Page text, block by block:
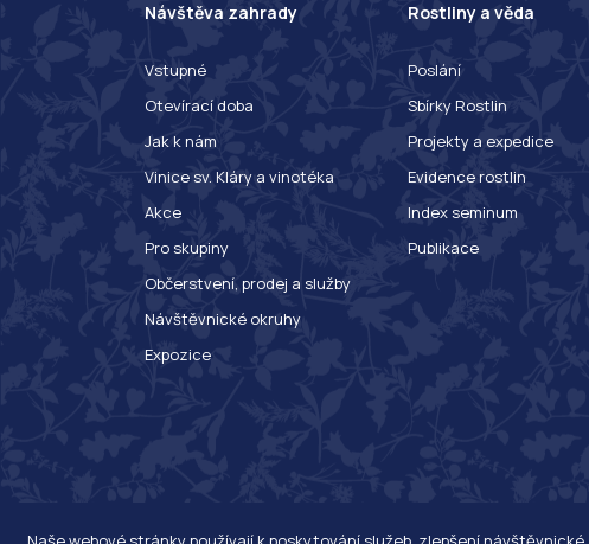
Návštěva zahrady
Vstupné
Otevírací doba
Jak k nám
Vinice sv. Kláry a vinotéka
Akce
Pro skupiny
Občerstvení, prodej a služby
Návštěvnické okruhy
Expozice
Rostliny a věda
Poslání
Sbírky Rostlin
Projekty a expedice
Evidence rostlin
Index seminum
Publikace